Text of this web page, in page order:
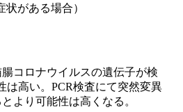
がある場合）
コロナウイルスの遺伝子が検
は高い。PCR検査にて突然変異
より可能性は高くなる。